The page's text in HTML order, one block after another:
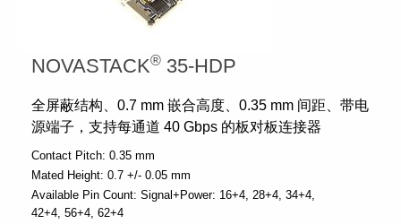
NOVASTACK® 35-HDP
全屏蔽结构、0.7 mm 嵌合高度、0.35 mm 间距、带电
源端子，支持每通道 40 Gbps 的板对板连接器
Contact Pitch: 0.35 mm
Mated Height: 0.7 +/- 0.05 mm
Available Pin Count: Signal+Power: 16+4, 28+4, 34+4,
42+4, 56+4, 62+4